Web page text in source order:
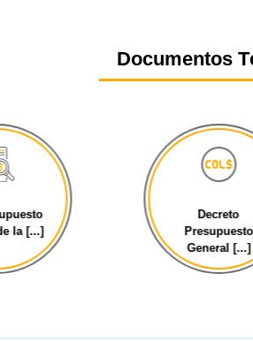
Documentos
la [...]
Decreto
Presupuesto
General [...]